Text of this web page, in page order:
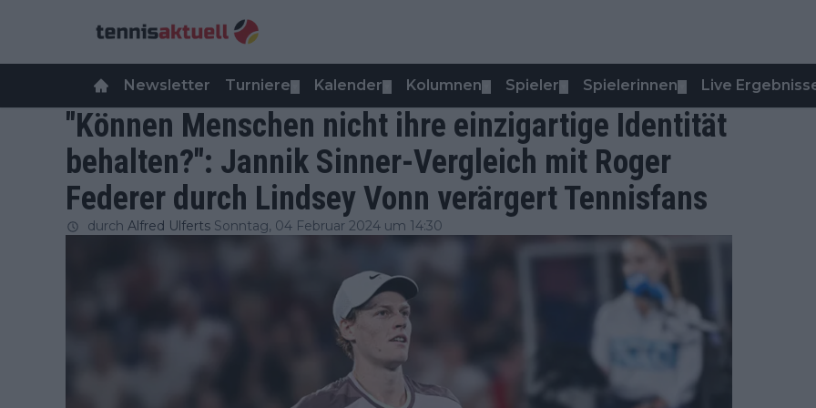
Newsletter Turniere Kalender Kolumnen Spieler Spielerinnen Live
"Können Menschen nicht ihre einzigartige Identität
behalten?": Jannik Sinner-Vergleich mit Roger
Federer durch Lindsey Vonn verärgert Tennisfans
durch Alfred Ulferts Sonntag, 04 Februar 2024 um 14:30